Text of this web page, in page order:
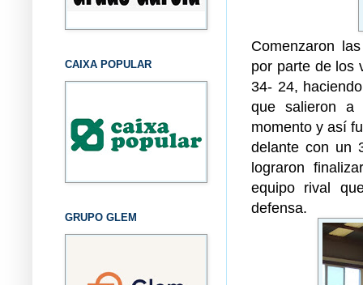
Comenzaron
por parte de los
34- 24,
que salieron a
momento y así
delante con un
lograron
equipo rival
defensa.
CAIXA POPULAR
GRUPO GLEM